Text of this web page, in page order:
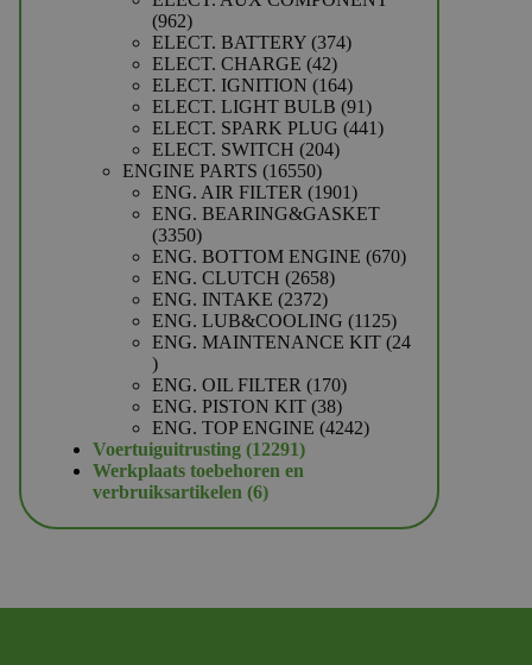
962962
producten
ELECT. BATTERY 374374
ELECT. CHARGE 4242
producten
ELECT. IGNITION 164164
producten
ELECT. LIGHT BULB 9191
producten
ELECT. SPARK PLUG 441441
ELECT. SWITCH 204204
ENGINE PARTS 1655016550
producten
ENG. AIR FILTER 19011901
producten
ENG. BEARING&GASKET
33503350
producten
ENG. BOTTOM ENGINE 670670
ENG. CLUTCH 26582658
ENG. INTAKE 23722372
producten
ENG. LUB&COOLING 11251125
producten
ENG. MAINTENANCE KIT 24
24
producten
ENG. OIL FILTER 170170
producten
ENG. PISTON KIT 3838
producten
ENG. TOP ENGINE 42424242
Voertuiguitrusting 1229112291
producten
Werkplaats toebehoren en
verbruiksartikelen 66